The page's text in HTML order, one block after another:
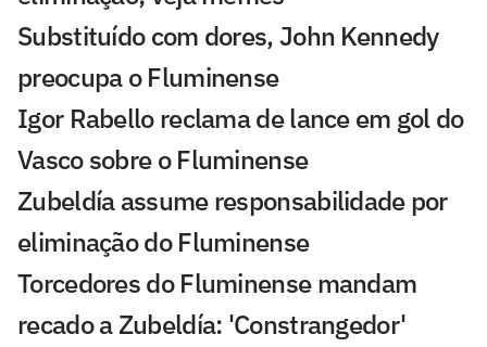
Substituído com dores, John Kennedy
preocupa o Fluminense
Igor Rabello reclama de lance em gol do
Vasco sobre o Fluminense
Zubeldía assume responsabilidade por
eliminação do Fluminense
Torcedores do Fluminense mandam
recado a Zubeldía: 'Constrangedor'